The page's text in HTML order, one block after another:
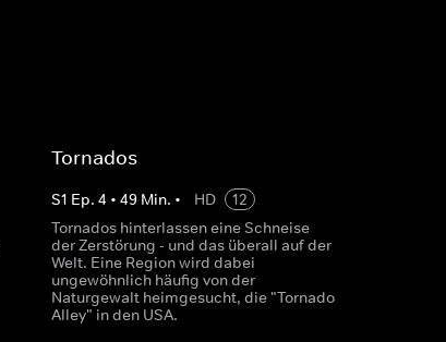
Tornados
S1 Ep. 4 • 49Min. • HD
12
Tornados hinterlassen eine Schneise
der Zerstörung - und das überall auf der
Welt. Eine Region wird dabei
ungewöhnlich häufig von der
Naturgewalt heimgesucht, die "Tornado
Alley" in den USA.